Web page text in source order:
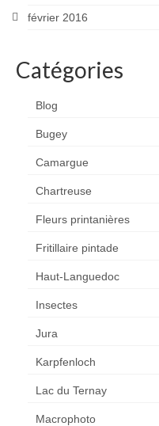
février 2016
Catégories
Blog
Bugey
Camargue
Chartreuse
Fleurs printanières
Fritillaire pintade
Haut-Languedoc
Insectes
Jura
Karpfenloch
Lac du Ternay
Macrophoto